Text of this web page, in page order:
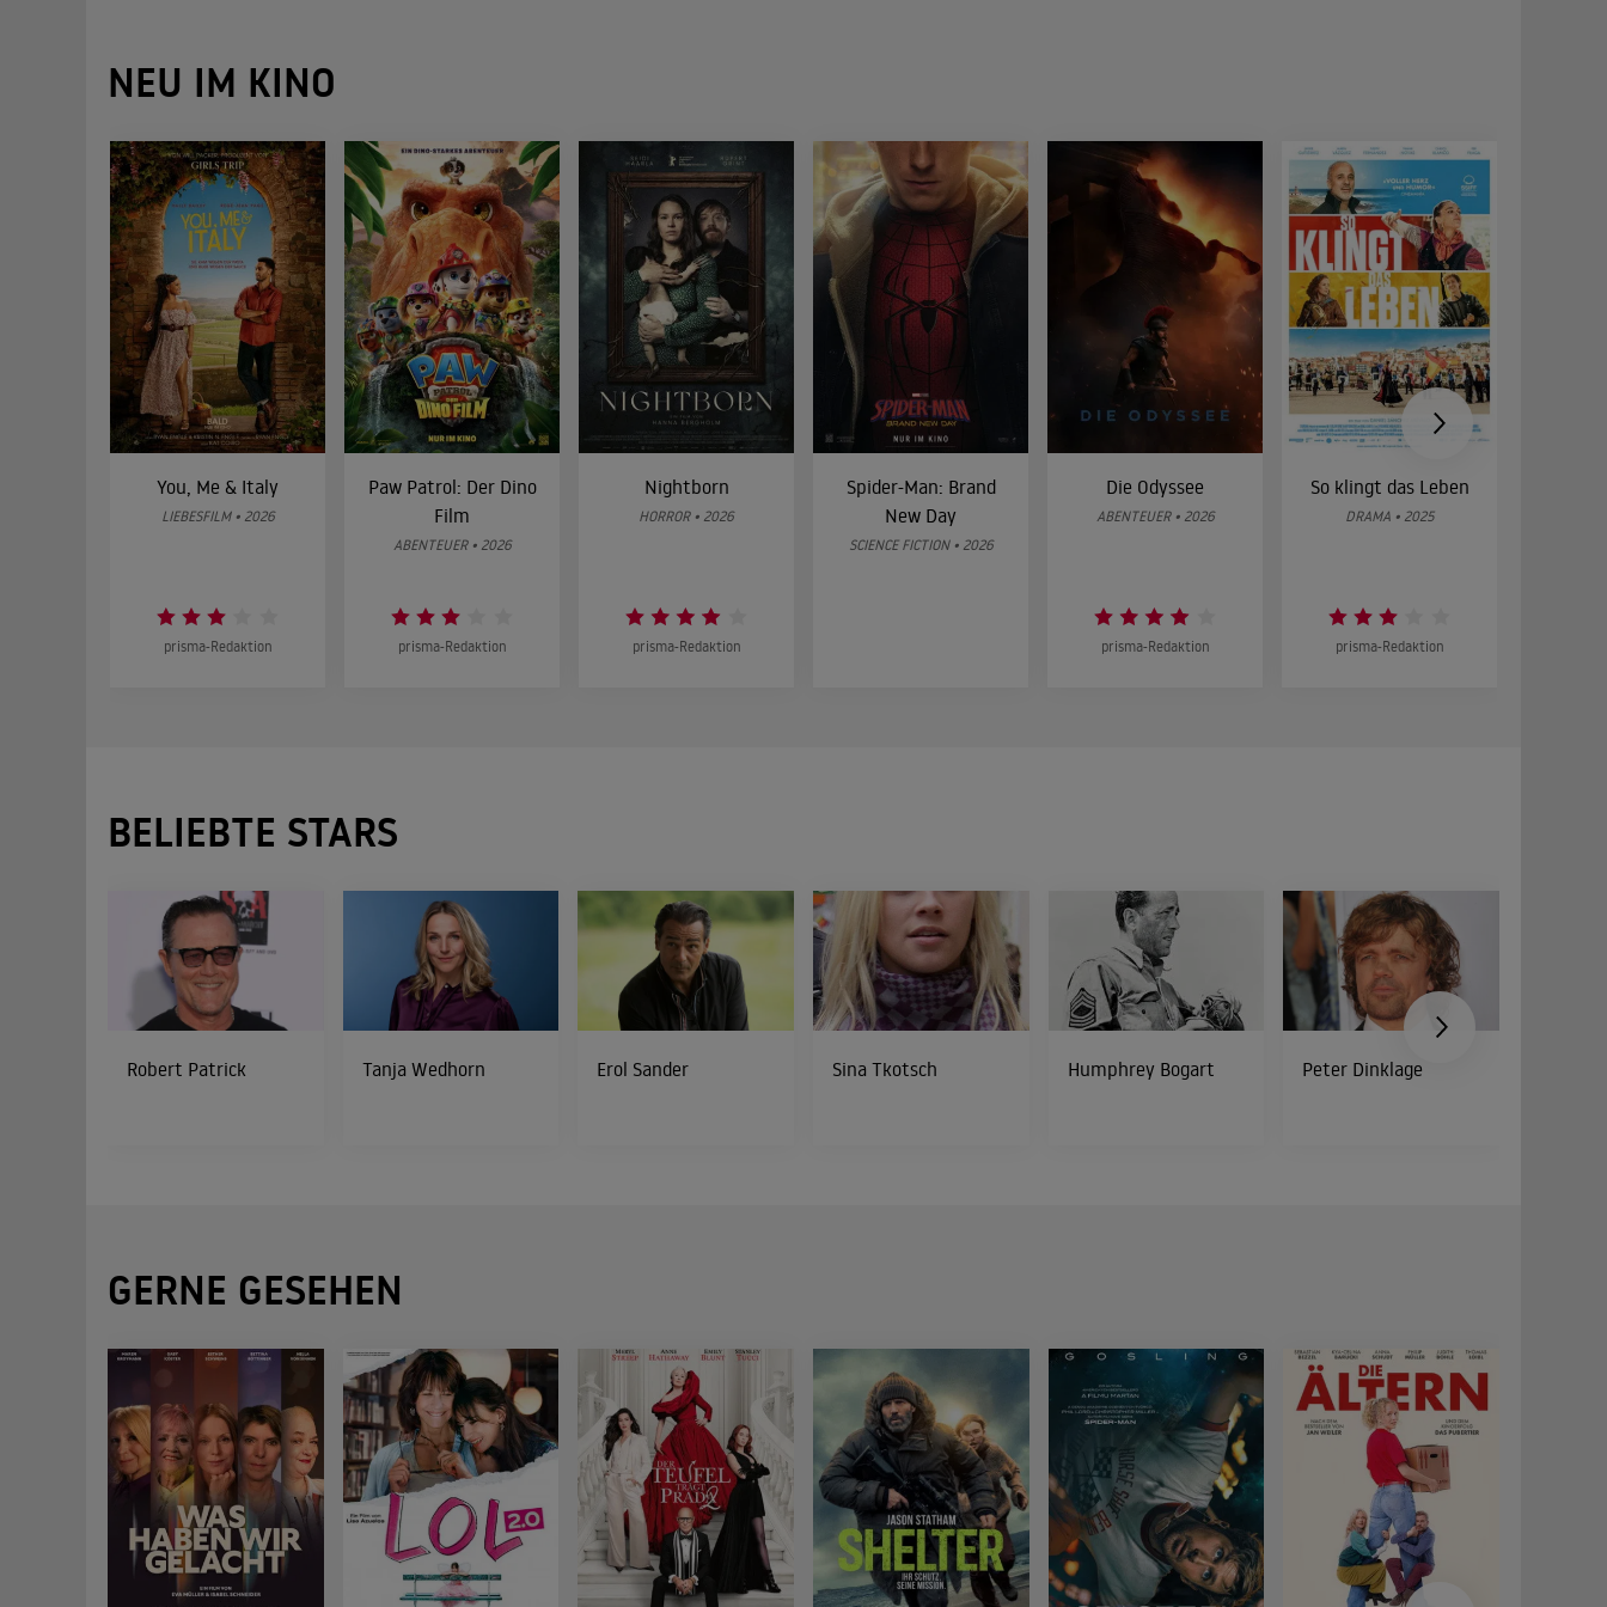
NEU IM KINO
You, Me & Italy
LIEBESFILM • 2026
prisma-Redaktion
Paw Patrol: Der Dino
Film
ABENTEUER • 2026
prisma-Redaktion
Nightborn
HORROR • 2026
prisma-Redaktion
Spider-Man: Brand
New Day
SCIENCE FICTION • 2026
Die Odyssee
ABENTEUER • 2026
prisma-Redaktion
So klingt das Leben
DRAMA • 2025
prisma-Redaktion
BELIEBTE STARS
Robert Patrick Tanja Wedhorn Erol Sander Sina Tkotsch Humphrey Bogart Peter Dinklage
GERNE GESEHEN